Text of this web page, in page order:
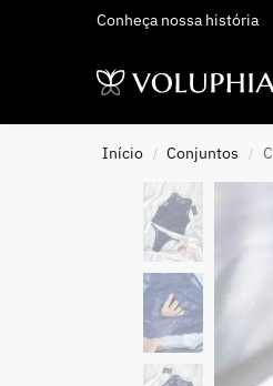
Conheça nossa história
Adicionados
Início / Conjuntos /